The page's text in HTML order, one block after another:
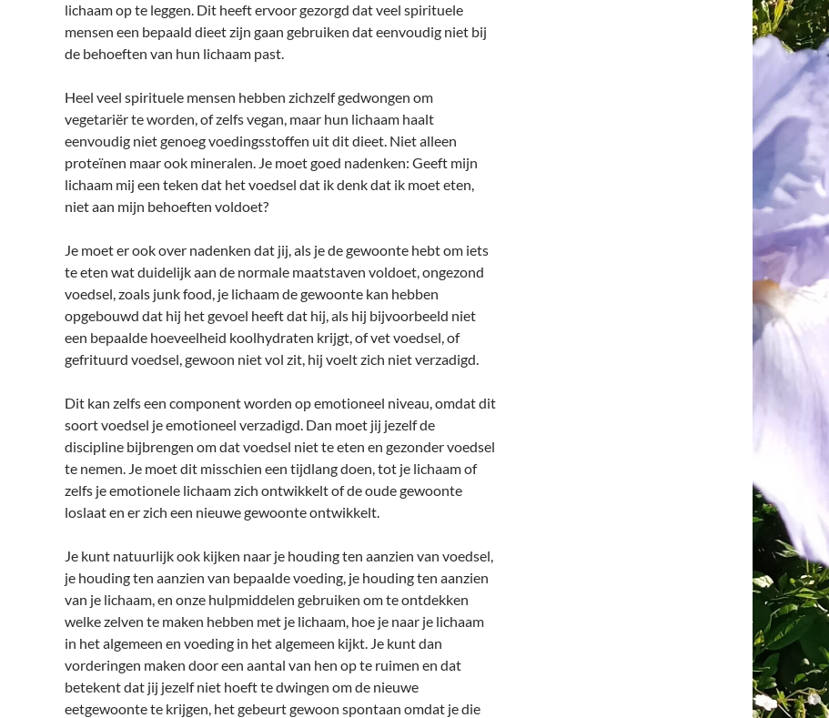
lichaam op te leggen. Dit heeft ervoor gezorgd dat veel spirituele
mensen een bepaald dieet zijn gaan gebruiken dat eenvoudig niet bij
de behoeften van hun lichaam past.
Heel veel spirituele mensen hebben zichzelf gedwongen om
vegetariër te worden, of zelfs vegan, maar hun lichaam haalt
eenvoudig niet genoeg voedingsstoffen uit dit dieet. Niet alleen
proteïnen maar ook mineralen. Je moet goed nadenken: Geeft mijn
lichaam mij een teken dat het voedsel dat ik denk dat ik moet eten,
niet aan mijn behoeften voldoet?
Je moet er ook over nadenken dat jij, als je de gewoonte hebt om iets
te eten wat duidelijk aan de normale maatstaven voldoet, ongezond
voedsel, zoals junk food, je lichaam de gewoonte kan hebben
opgebouwd dat hij het gevoel heeft dat hij, als hij bijvoorbeeld niet
een bepaalde hoeveelheid koolhydraten krijgt, of vet voedsel, of
gefrituurd voedsel, gewoon niet vol zit, hij voelt zich niet verzadigd.
Dit kan zelfs een component worden op emotioneel niveau, omdat dit
soort voedsel je emotioneel verzadigd. Dan moet jij jezelf de
discipline bijbrengen om dat voedsel niet te eten en gezonder voedsel
te nemen. Je moet dit misschien een tijdlang doen, tot je lichaam of
zelfs je emotionele lichaam zich ontwikkelt of de oude gewoonte
loslaat en er zich een nieuwe gewoonte ontwikkelt.
Je kunt natuurlijk ook kijken naar je houding ten aanzien van voedsel,
je houding ten aanzien van bepaalde voeding, je houding ten aanzien
van je lichaam, en onze hulpmiddelen gebruiken om te ontdekken
welke zelven te maken hebben met je lichaam, hoe je naar je lichaam
in het algemeen en voeding in het algemeen kijkt. Je kunt dan
vorderingen maken door een aantal van hen op te ruimen en dat
betekent dat jij jezelf niet hoeft te dwingen om de nieuwe
eetgewoonte te krijgen, het gebeurt gewoon spontaan omdat je die